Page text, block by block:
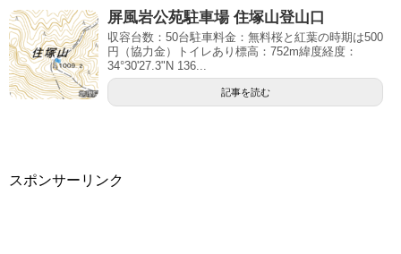
屏風岩公苑駐車場 住塚山登山口
収容台数：50台駐車料金：無料桜と紅葉の時期は500
円（協力金）トイレあり標高：752m緯度経度：
34°30'27.3"N 136...
記事を読む
スポンサーリンク